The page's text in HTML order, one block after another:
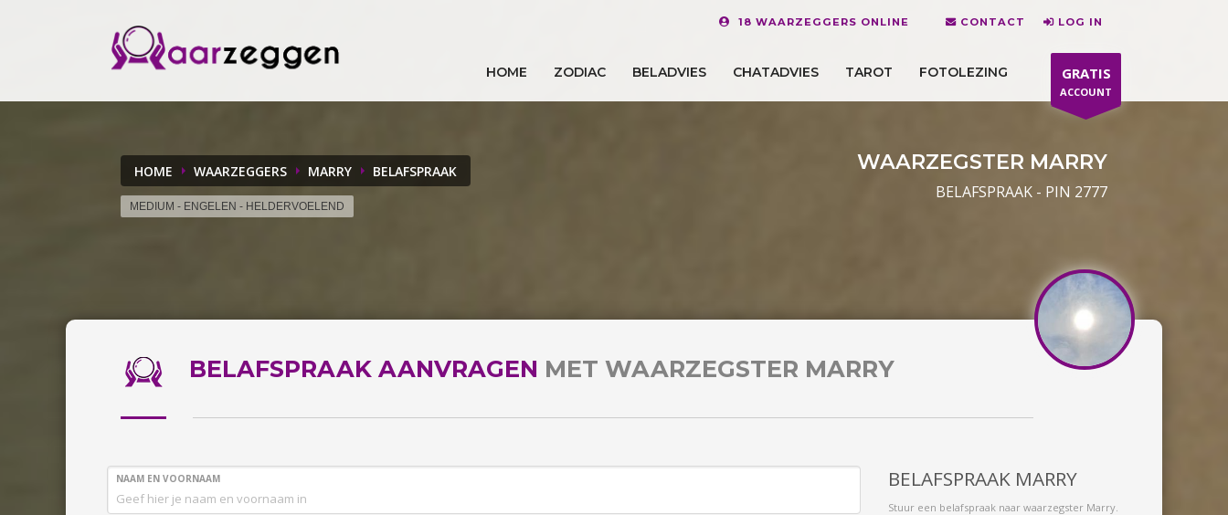
18 WAARZEGGERS ONLINE CONTACT LOG IN
HOME ZODIAC BELADVIES CHATADVIES TAROT FOTOLEZING GRATIS
ACCOUNT
HOME WAARZEGGERS MARRY BELAFSPRAAK
MEDIUM - ENGELEN - HELDERVOELEND
WAARZEGSTER MARRY
BELAFSPRAAK - PIN 2777
BELAFSPRAAK AANVRAGEN MET WAARZEGSTER MARRY
NAAM EN VOORNAAM BELAFSPRAAK MARRY
Stuur een belafspraak naar waarzegster Marry.